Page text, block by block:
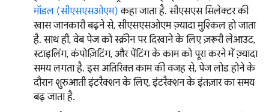
मॉडल (सीएसएसओएम) कहा जाता है. सीएसएस सिलेक्टर की
खास जानकारी बढ़ने से, सीएसएसओएम ज़्यादा मुश्किल हो जाता
है. साथ ही, वेब पेज को स्क्रीन पर दिखाने के लिए ज़रूरी लेआउट,
स्टाइलिंग, कंपोज़िटिंग, और पेंटिंग के काम को पूरा करने में ज़्यादा
समय लगता है. इस अतिरिक्त काम की वजह से, पेज लोड होने के
दौरान शुरुआती इंटरैक्शन के लिए, इंटरैक्शन के इंतज़ार का समय
बढ़ जाता है.